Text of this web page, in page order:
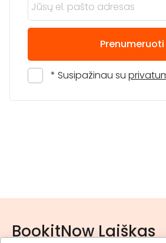
Prenumeruoti
* Susipažinau su
BookitNow Laiškas